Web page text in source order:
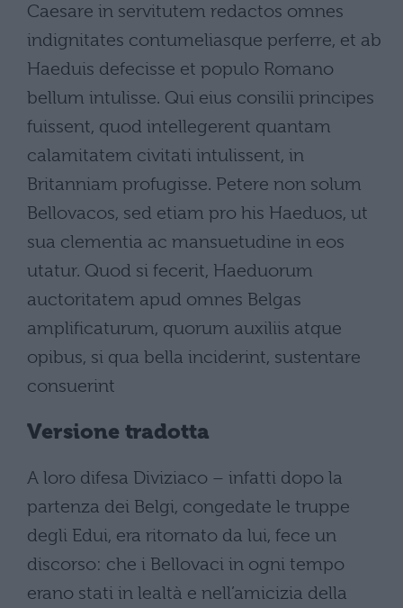
Caesare in servitutem redactos omnes
indignitates contumeliasque perferre, et ab
Haeduis defecisse et populo Romano
bellum intulisse. Qui eius consilii principes
fuissent, quod intellegerent quantam
calamitatem civitati intulissent, in
Britanniam profugisse. Petere non solum
Bellovacos, sed etiam pro his Haeduos, ut
sua clementia ac mansuetudine in eos
utatur. Quod si fecerit, Haeduorum
auctoritatem apud omnes Belgas
amplificaturum, quorum auxiliis atque
opibus, si qua bella inciderint, sustentare
consuerint
Versione tradotta
A loro difesa Diviziaco – infatti dopo la
partenza dei Belgi, congedate le truppe
degli Edui, era ritornato da lui, fece un
discorso: che i Bellovaci in ogni tempo
erano stati in lealtà e nell’amicizia della